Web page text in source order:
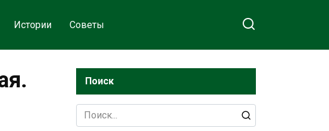
Истории Советы
Поиск
Search
for: